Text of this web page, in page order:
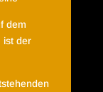
dem
ist der